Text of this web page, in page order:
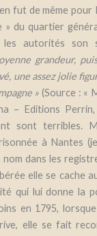
fut de même pour
» du quartier
les autorités son
grandeur,
une assez jolie
» (Source : «
– Editions
sont terribles.
à Nantes
dans les
elle se cache
qui lui donne la
en 1795,
elle se fait